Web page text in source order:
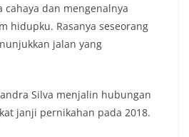
dan mengenalnya
hidupku. Rasanya seseorang
jalan yang
Silva menjalin hubungan
janji pernikahan pada 2018.